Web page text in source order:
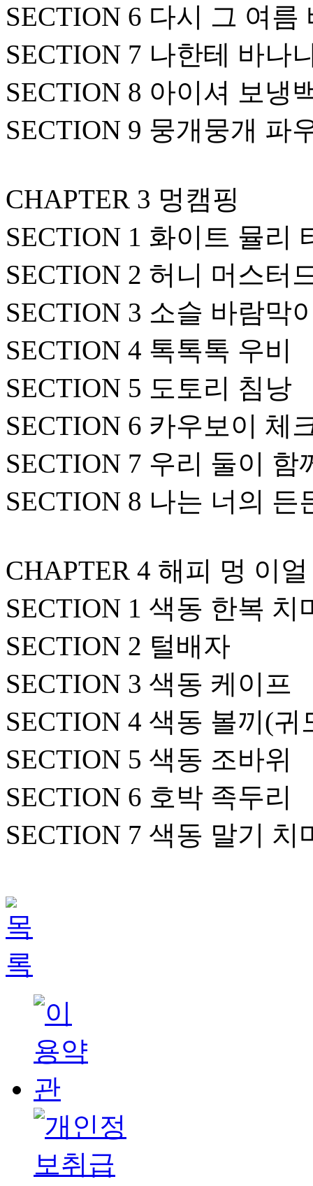
SECTION 6 다시 그 여름
SECTION 7 나한테 바나
SECTION 8 아이셔 보냉
SECTION 9 뭉개뭉개 파
CHAPTER 3 멍캠핑
SECTION 1 화이트 뮬리
SECTION 2 허니 머스터
SECTION 3 소슬 바람막
SECTION 4 톡톡톡 우비
SECTION 5 도토리 침낭
SECTION 6 카우보이 체
SECTION 7 우리 둘이
SECTION 8 나는 너의 든
CHAPTER 4 해피 멍 이얼
SECTION 1 색동 한복
SECTION 2 털배자
SECTION 3 색동 케이프
SECTION 4 색동 볼끼(귀
SECTION 5 색동 조바위
SECTION 6 호박 족두리
SECTION 7 색동 말기 치